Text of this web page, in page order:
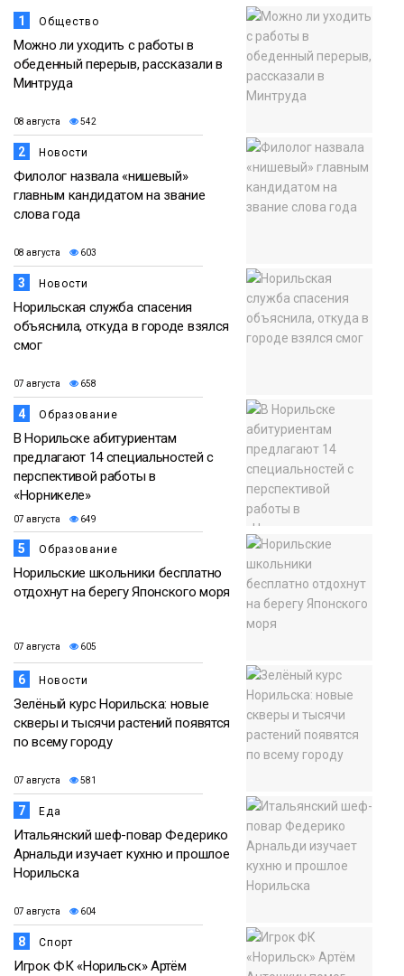
1 Общество
Можно ли уходить с работы в
обеденный перерыв, рассказали в
Минтруда
08 августа 542
2 Новости
Филолог назвала «нишевый»
главным кандидатом на звание
слова года
08 августа 603
3 Новости
Норильская служба спасения
объяснила, откуда в городе взялся
смог
07 августа 658
4 Образование
В Норильске абитуриентам
предлагают 14 специальностей с
перспективой работы в
«Норникеле»
07 августа 649
5 Образование
Норильские школьники бесплатно
отдохнут на берегу Японского моря
07 августа 605
6 Новости
Зелёный курс Норильска: новые
скверы и тысячи растений появятся
по всему городу
07 августа 581
7 Еда
Итальянский шеф-повар Федерико
Арнальди изучает кухню и прошлое
Норильска
07 августа 604
8 Спорт
Игрок ФК «Норильск» Артём